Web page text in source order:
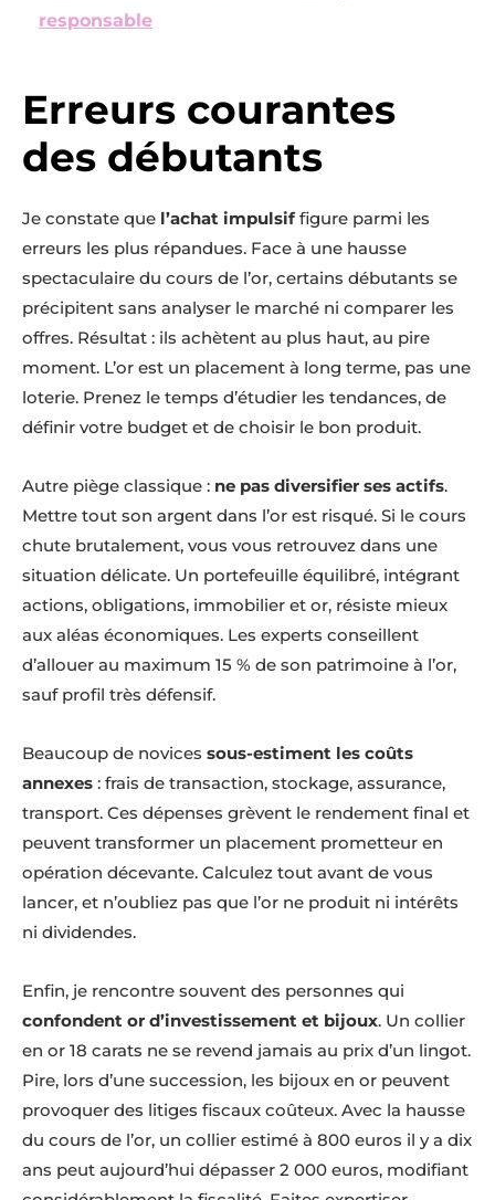
responsable
Erreurs courantes
des débutants
Je constate que l’achat impulsif figure parmi les
erreurs les plus répandues. Face à une hausse
spectaculaire du cours de l’or, certains débutants se
précipitent sans analyser le marché ni comparer les
offres. Résultat : ils achètent au plus haut, au pire
moment. L’or est un placement à long terme, pas une
loterie. Prenez le temps d’étudier les tendances, de
définir votre budget et de choisir le bon produit.
Autre piège classique : ne pas diversifier ses actifs.
Mettre tout son argent dans l’or est risqué. Si le cours
chute brutalement, vous vous retrouvez dans une
situation délicate. Un portefeuille équilibré, intégrant
actions, obligations, immobilier et or, résiste mieux
aux aléas économiques. Les experts conseillent
d’allouer au maximum 15 % de son patrimoine à l’or,
sauf profil très défensif.
Beaucoup de novices sous-estiment les coûts
annexes : frais de transaction, stockage, assurance,
transport. Ces dépenses grèvent le rendement final et
peuvent transformer un placement prometteur en
opération décevante. Calculez tout avant de vous
lancer, et n’oubliez pas que l’or ne produit ni intérêts
ni dividendes.
Enfin, je rencontre souvent des personnes qui
confondent or d’investissement et bijoux. Un collier
en or 18 carats ne se revend jamais au prix d’un lingot.
Pire, lors d’une succession, les bijoux en or peuvent
provoquer des litiges fiscaux coûteux. Avec la hausse
du cours de l’or, un collier estimé à 800 euros il y a dix
ans peut aujourd’hui dépasser 2 000 euros, modifiant